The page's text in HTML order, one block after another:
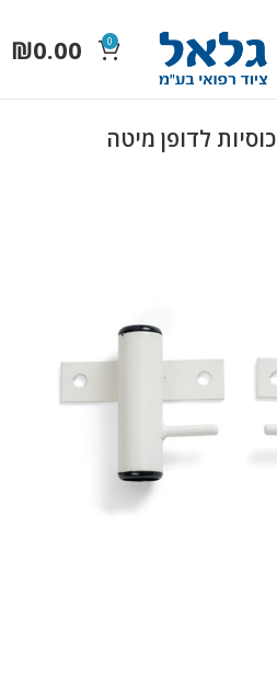
0
₪0.00
כוסיות לדופן מיטה